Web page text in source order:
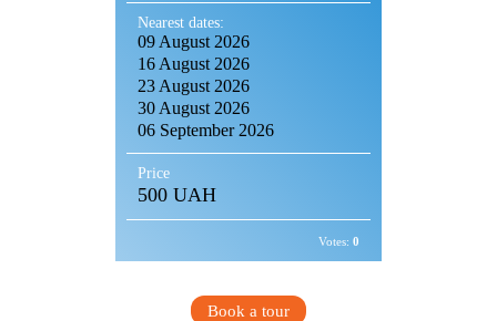
Nearest dates:
09 August 2026
16 August 2026
23 August 2026
30 August 2026
06 September 2026
Price
500 UAH
Votes: 0
Book a tour